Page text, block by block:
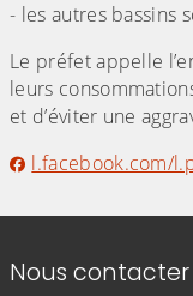
- les autres bassins
Le préfet appelle
leurs
et d’éviter une
l.facebook.com/
Informations
Nous contacter